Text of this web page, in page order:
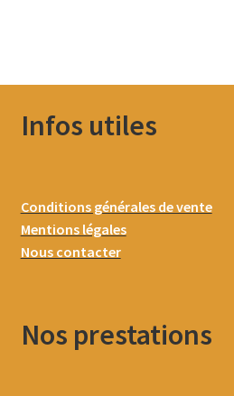
Infos utiles
Conditions générales de vente
Mentions légales
Nous contacter
Nos prestations